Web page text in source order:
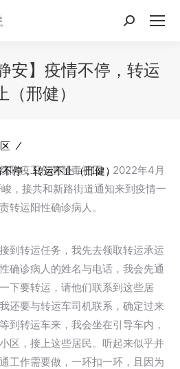
搜
安】疫情不停，转运
（邢健）
⁄
停，转运不止（邢健）
防疫工作的禁毒社工，2022年4月
，接共和新路街道通知来到疫情一
转运阳性确诊病人。
到转运任务，我先去领取转运承运
确诊病人的姓名与电话，我会先通
下要转运，请他们联系到这些居
还要与转运车司机联系，确定过来
到转运车来，我会坐在引导车内，
区，接上这些居民。听起来似乎并
工作需要做，一环扣一环，且因为